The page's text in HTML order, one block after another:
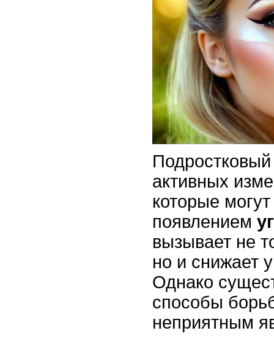
активных
которые
появлением
вызывает не
но и снижает
Однако
способы
неприятным